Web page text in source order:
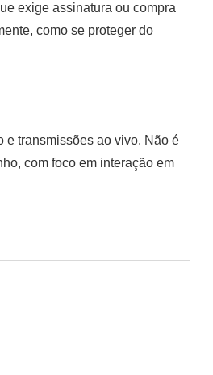
exige assinatura ou compra
como se proteger do
e transmissões ao vivo. Não é
com foco em interação em